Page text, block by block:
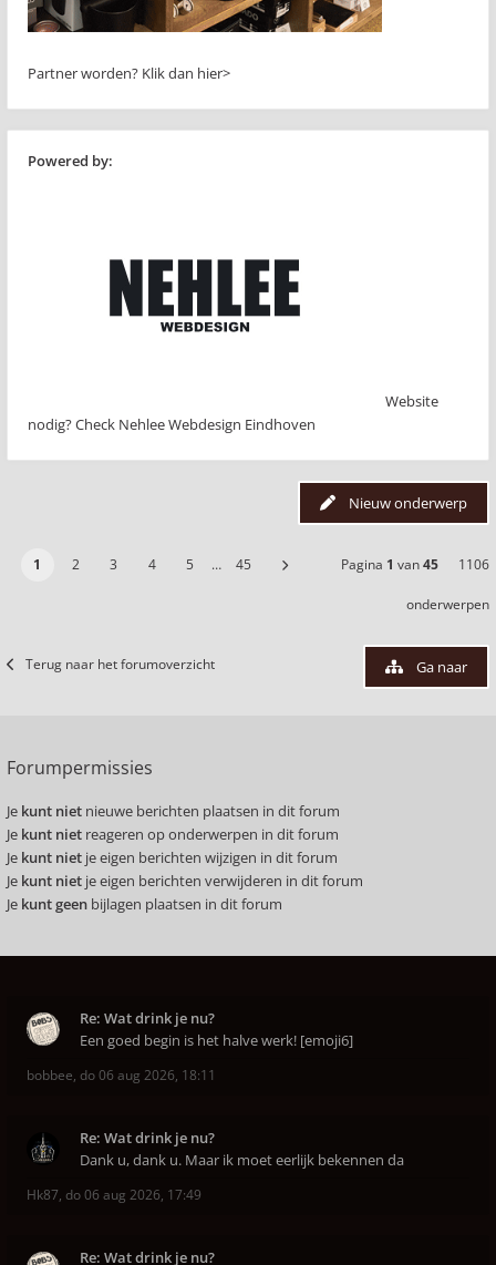
Partner worden? Klik dan hier>
Powered by:
Website
nodig? Check Nehlee Webdesign Eindhoven
Nieuw onderwerp
1 2 3 4 5 … 45 Pagina 1 van45 1106
onderwerpen
Terug naar het forumoverzicht Ga naar
Forumpermissies
Je kunt niet nieuwe berichten plaatsen in dit forum
Je kunt niet reageren op onderwerpen in dit forum
Je kunt niet je eigen berichten wijzigen in dit forum
Je kunt niet je eigen berichten verwijderen in dit forum
Je kunt geen bijlagen plaatsen in dit forum
Re: Wat drink je nu?
Een goed begin is het halve werk! [emoji6]
bobbee, do 06 aug 2026, 18:11
Re: Wat drink je nu?
Dank u, dank u. Maar ik moet eerlijk bekennen da
Hk87, do 06 aug 2026, 17:49
Re: Wat drink je nu?